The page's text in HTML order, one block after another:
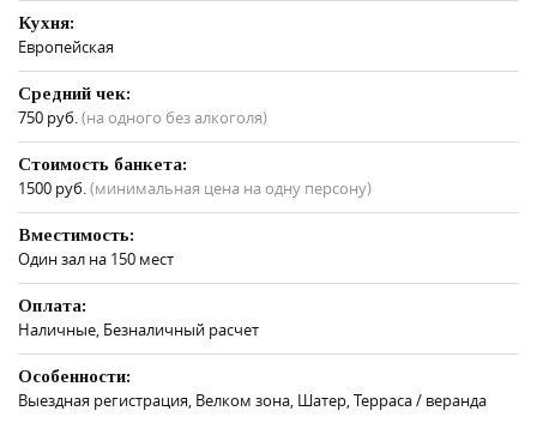
Кухня:
Европейская
Средний чек:
750 руб.(на одного без алкоголя)
Стоимость банкета:
1500 руб.(минимальная цена на одну персону)
Вместимость:
Один зал на 150 мест
Оплата:
Наличные, Безналичный расчет
Особенности:
Выездная регистрация, Велком зона, Шатер, Терраса / веранда